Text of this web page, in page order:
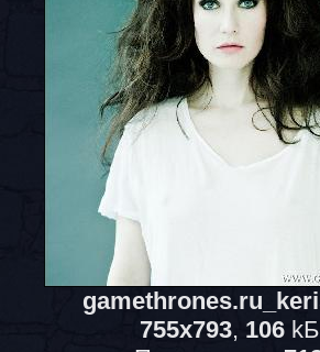
755x793, 106kБ